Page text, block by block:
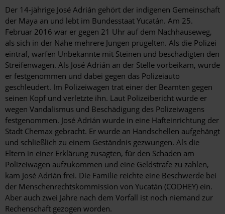
Der 14-jährige José Adrián gehört der indigenen Gemeinschaft
der Maya an und lebt im Bundesstaat Yucatán. Am 25.
Februar 2016 war er gegen 21 Uhr auf dem Nachhauseweg,
als sich in der Nähe mehrere Jungen prügelten. Als die Polizei
eintraf, warfen Unbekannte mit Steinen und beschädigten den
Streifenwagen. Als José Adrián an der Stelle vorbeikam, wurde
er festgenommen und dabei gegen das Polizeiauto
geschleudert. Im Polizeiwagen trat einer der Beamten gegen
seinen Kopf und verletzte ihn. Laut Polizeibericht wurde er
wegen Vandalismus und Beschädigung des Polizeiwagens
festgenommen. José Adrián wurde in eine Hafteinrichtung der
Stadt Chemax gebracht. Er wurde an Handschellen aufgehängt
und schließlich zu einem Geständnis gezwungen. Als die
Eltern in einer Erklärung zusagten, für den Schaden am
Polizeiwagen aufzukommen und eine Geldstrafe zu zahlen,
kam José Adrián frei. Die Familie reichte eine Beschwerde bei
der Menschenrechtskommission von Yucatán (CODHEY) ein.
Aber auch zwei Jahre nach dem Vorfall ist noch niemand zur
Rechenschaft gezogen worden.